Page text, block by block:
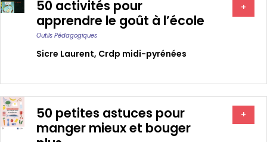
50 activités pour
apprendre le goût à l’école
Outils Pédagogiques
Sicre Laurent, Crdp midi-pyrénées
+
50 petites astuces pour
manger mieux et bouger
+